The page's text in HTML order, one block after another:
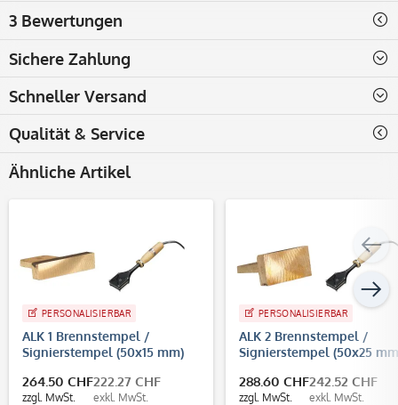
3 Bewertungen
Sichere Zahlung
Schneller Versand
Qualität & Service
Ähnliche Artikel
PERSONALISIERBAR
ALK 1 Brennstempel /
Signierstempel (50x15 mm)
264.50 CHF
zzgl. MwSt.
222.27 CHF
exkl. MwSt.
PERSONALISIERBAR
ALK 2 Brennstempel /
Signierstempel (50x25
288.60 CHF
zzgl. MwSt.
242.52 CHF
exkl. MwSt.